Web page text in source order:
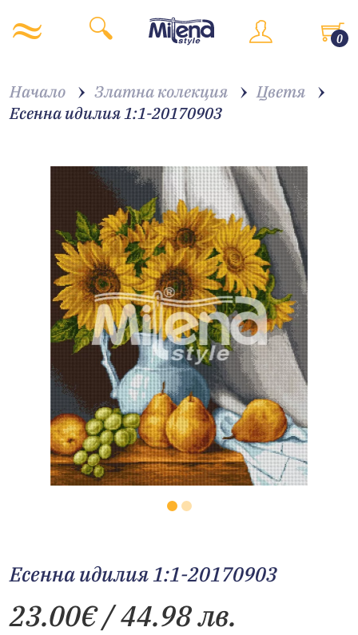
0
Начало Златна колекция
Цветя
Есенна идилия 1:1-20170903
Есенна идилия 1:1-20170903
23.00€/ 44.98 лв.